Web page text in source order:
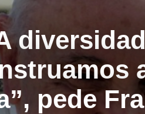
pede